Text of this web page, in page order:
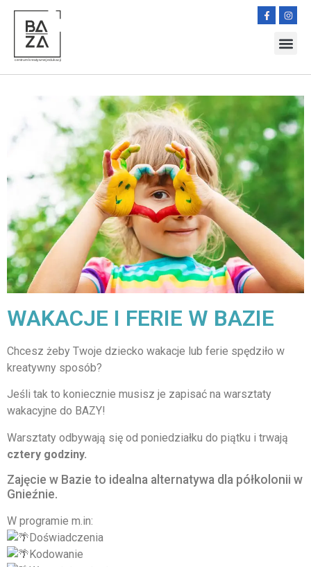
WAKACJE I FERIE W BAZIE
Chcesz żeby Twoje dziecko wakacje lub ferie spędziło w
kreatywny sposób?
Jeśli tak to koniecznie musisz je zapisać na warsztaty
wakacyjne do BAZY!
Warsztaty odbywają się od poniedziałku do piątku i trwają
cztery godziny.
Zajęcie w Bazie to idealna alternatywa dla półkolonii w
Gnieźnie.
W programie m.in:
Doświadczenia
Kodowanie